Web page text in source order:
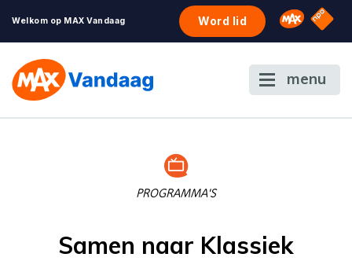
Welkom op MAX Vandaag Word lid Omroep
NPO
menu
PROGRAMMA'S
Samen naar Klassiek